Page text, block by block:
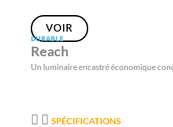
VOIR
DURABLE
Reach
Un luminaire encastré économique
SPÉCIFICATIONS